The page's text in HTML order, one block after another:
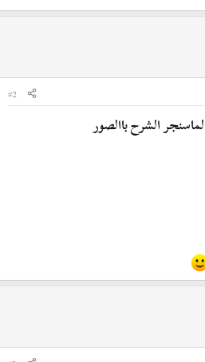
#2
الشرح باالصور